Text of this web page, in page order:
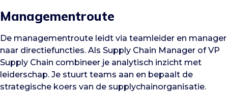
Managementroute
De managementroute leidt via teamleider en manager
naar directiefuncties. Als Supply Chain Manager of VP
Supply Chain combineer je analytisch inzicht met
leiderschap. Je stuurt teams aan en bepaalt de
strategische koers van de supplychainorganisatie.